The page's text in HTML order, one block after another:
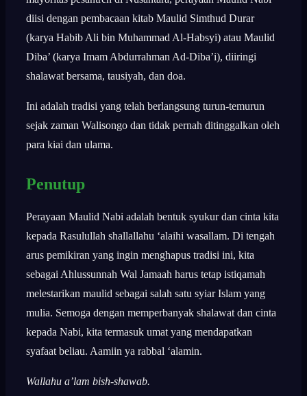
diisi dengan pembacaan kitab Maulid Simthud Durar
(karya Habib Ali bin Muhammad Al-Habsyi) atau Maulid
Diba’ (karya Imam Abdurrahman Ad-Diba’i), diiringi
shalawat bersama, tausiyah, dan doa.
Ini adalah tradisi yang telah berlangsung turun-temurun
sejak zaman Walisongo dan tidak pernah ditinggalkan oleh
para kiai dan ulama.
Penutup
Perayaan Maulid Nabi adalah bentuk syukur dan cinta kita
kepada Rasulullah shallallahu ‘alaihi wasallam. Di tengah
arus pemikiran yang ingin menghapus tradisi ini, kita
sebagai Ahlussunnah Wal Jamaah harus tetap istiqamah
melestarikan maulid sebagai salah satu syiar Islam yang
mulia. Semoga dengan memperbanyak shalawat dan cinta
kepada Nabi, kita termasuk umat yang mendapatkan
syafaat beliau. Aamiin ya rabbal ‘alamin.
Wallahu a’lam bish-shawab.